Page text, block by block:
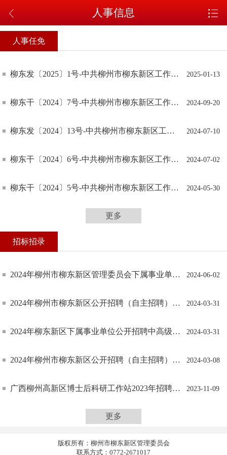
人事信息
人事任免
2025-01-13
柳东发〔2025〕1号-中共柳州市柳东新区工作委员会 柳州市柳东新区管理委员会关于调整柳东新区（柳州高新区）党工委、管委会领导班子成员工作分工的通知
2024-09-20
柳东干〔2024〕7号-中共柳州市柳东新区工作委员会关于黄焕祥同志免职的通知
2024-07-10
柳东发〔2024〕13号-中共柳州市柳东新区工作委员会 柳州市柳东新区管理委员会关于调整柳东新区（柳州高新区）党工委、管委会领导班子成员工作分工的通知
2024-07-02
柳东干〔2024〕6号-中共柳州市柳东新区工作委员会关于韦继财同志免职退休的通知
2024-05-30
柳东干〔2024〕5号-中共柳州市柳东新区工作委员会关于韦继财同志职级套转的通知
更多
招标招录
2024-06-02
2024年柳州市柳东新区管理委员会下属事业单位公开招聘工作人员面试成绩公示
2024-03-31
2024年柳州市柳东新区公开招聘（自主招聘）事业单位工作人员面试成绩公示
2024-03-31
2024年柳东新区下属事业单位公开招聘中高级（急需紧缺）人才（第一批）面试成绩公示
2024-03-08
2024年柳州市柳东新区公开招聘（自主招聘）事业单位工作人员工作简章
2023-11-09
广西柳州高新区博士后科研工作站2023年招聘简章
更多
版权所有：柳州市柳东新区管理委员会
联系方式：0772-2671017